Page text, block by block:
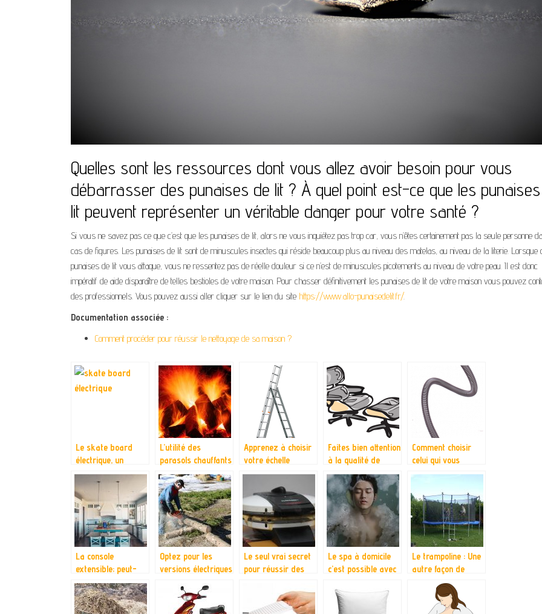
Quelles sont les ressources dont vous allez avoir besoin pour vous
débarrasser des punaises de lit ? À quel point est-ce que les
lit peuvent représenter un véritable danger pour votre santé ?
Si vous ne savez pas ce que c’est que les punaises de lit, alors ne vous inquiétez pas trop car, vous n’êtes certainement pas la seule personne
cas de figures. Les punaises de lit sont de minuscules insectes qui réside beaucoup plus au niveau des matelas, au niveau de la literie. Lorsque
punaises de lit vous attaque, vous ne ressentez pas de réelle douleur si ce n’est de minuscules picotements au niveau de votre peau. Il est donc
impératif de aide disparaître de telles bestioles de votre maison. Pour chasser définitivement les punaises de lit de votre maison vous pouvez
des professionnels. Vous pouvez aussi aller cliquer sur le lien du site https://www.allo-punaisedelit.fr/.
Documentation associée :
Comment procéder pour réussir le nettoyage de sa maison ?
Le skate board
électrique, un
appareil permettant
le déplacement en
zone urbaine
L’utilité des
parasols chauffants
dans notre vie
Apprenez à choisir
votre échelle
télescopique
Faites bien attention
à la qualité de
votre fauteuil de
massage!
Comment choisir
celui qui vous
convient ?
La console
extensible; peut-
elle vraiment aider
à être plus
productif ?
Optez pour les
versions électriques
tronçonneuses
Le seul vrai secret
pour réussir des
coups, le gaufrier.
Le spa à domicile
c’est possible avec
Le trampoline : Une
autre façon de
s’amuser pour vos
enfants